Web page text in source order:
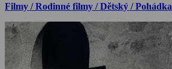
Filmy / Rodinné filmy / Dětský / Pohádka